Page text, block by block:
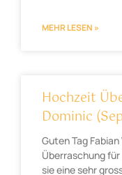
MEHR LESEN »
Hochzeit
Dominic
Guten Tag
Überraschung
sie eine sehr